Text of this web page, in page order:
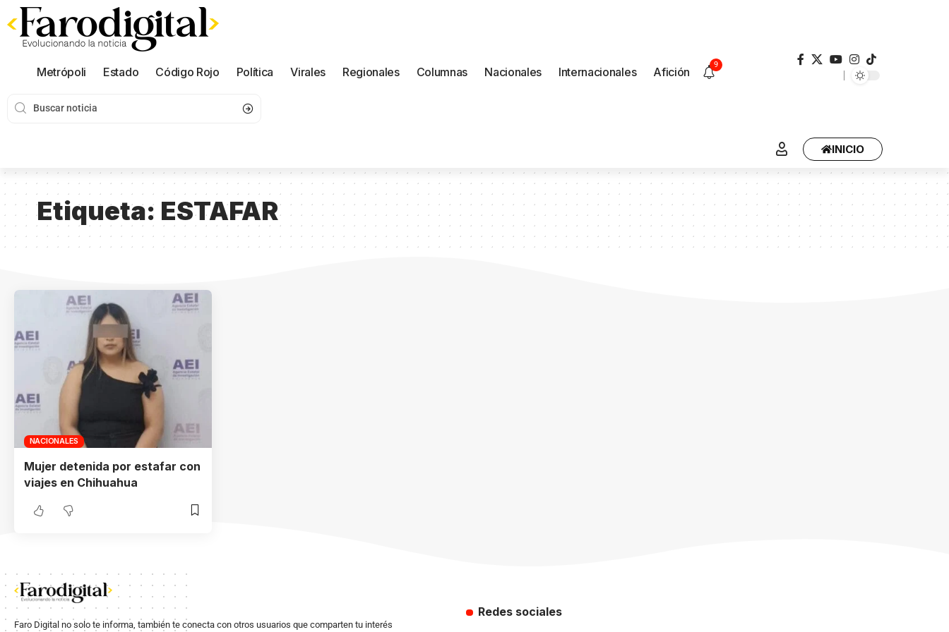
Metrópoli Estado Código Rojo Política Virales Regionales Columnas Nacionales Internacionales Afición
9
INICIO
Etiqueta: ESTAFAR
NACIONALES
Mujer detenida por estafar con
viajes en Chihuahua
Faro Digital no solo te informa, también te conecta con otros usuarios que comparten tu interés
Redes sociales